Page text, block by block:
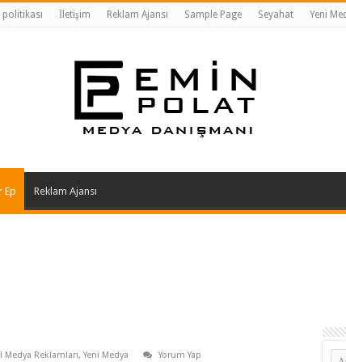
İletişim Reklam Ajansı Sample Page Seyahat Yeni
Ep Reklam Ajansı
Medya Reklamları,Yeni Medya
Yorum Yap